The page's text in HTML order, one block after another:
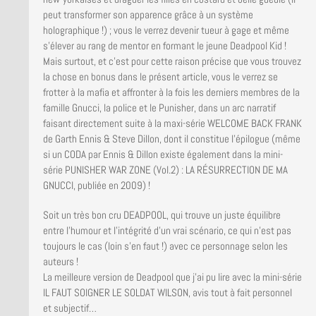
peut transformer son apparence grâce à un système
holographique !) ; vous le verrez devenir tueur à gage et même
s’élever au rang de mentor en formant le jeune Deadpool Kid !
Mais surtout, et c’est pour cette raison précise que vous trouvez
la chose en bonus dans le présent article, vous le verrez se
frotter à la mafia et affronter à la fois les derniers membres de la
famille Gnucci, la police et le Punisher, dans un arc narratif
faisant directement suite à la maxi-série WELCOME BACK FRANK
de Garth Ennis & Steve Dillon, dont il constitue l’épilogue (même
si un CODA par Ennis & Dillon existe également dans la mini-
série PUNISHER WAR ZONE (Vol.2) : LA RÉSURRECTION DE MA
GNUCCI, publiée en 2009) !
Soit un très bon cru DEADPOOL, qui trouve un juste équilibre
entre l’humour et l’intégrité d’un vrai scénario, ce qui n’est pas
toujours le cas (loin s’en faut !) avec ce personnage selon les
auteurs !
La meilleure version de Deadpool que j’ai pu lire avec la mini-série
IL FAUT SOIGNER LE SOLDAT WILSON, avis tout à fait personnel
et subjectif…